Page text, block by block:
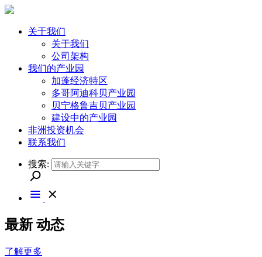
关于我们
关于我们
公司架构
我们的产业园
加蓬经济特区
多哥阿迪科贝产业园
贝宁格鲁吉贝产业园
建设中的产业园
非洲投资机会
联系我们
搜索:
最新 动态
了解更多